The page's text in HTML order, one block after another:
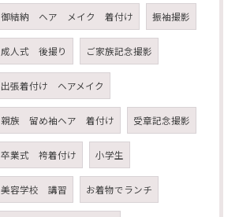
御結納 ヘア メイク 着付け 振袖撮影
成人式 後撮り ご家族記念撮影
出張着付け ヘアメイク
親族 留め袖ヘア 着付け 受章記念撮影
卒業式 袴着付け 小学生
美容学校 講習 お着物でランチ